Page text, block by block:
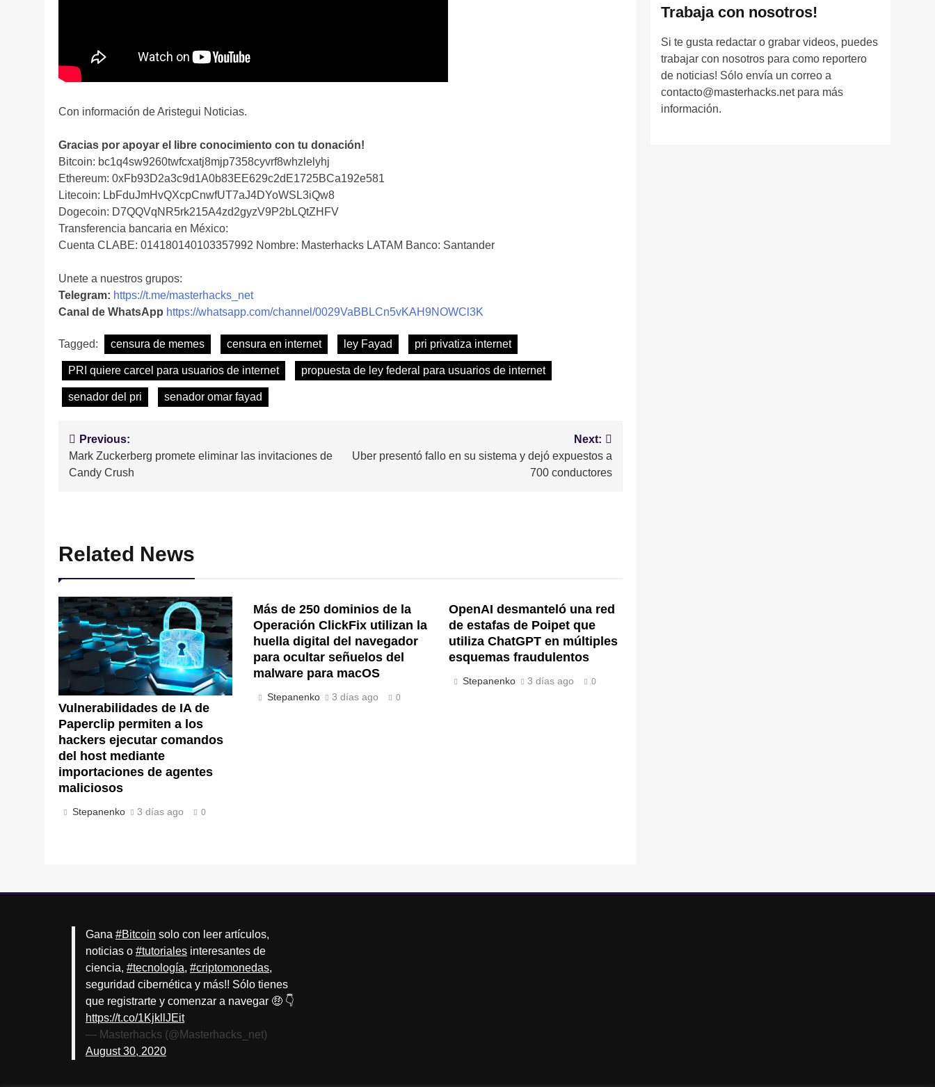
Con información de Aristegui Noticias.
Gracias por apoyar el libre conocimiento con tu donación!
Bitcoin: bc1q4sw9260twfcxatj8mjp7358cyvrf8whzlelyhj
Ethereum: 0xFb93D2a3c9d1A0b83EE629c2dE1725BCa192e581
Litecoin: LbFduJmHvQXcpCnwfUT7aJ4DYoWSL3iQw8
Dogecoin: D7QQVqNR5rk215A4zd2gyzV9P2bLQtZHFV
Transferencia bancaria en México:
Cuenta CLABE: 014180140103357992 Nombre: Masterhacks LATAM Banco: Santander
Unete a nuestros grupos:
Telegram: https://t.me/masterhacks_net
Canal de WhatsApp https://whatsapp.com/channel/0029VaBBLCn5vKAH9NOWCl3K
Tagged: censura de memes censura en internet ley Fayad pri privatiza internet
PRI quiere carcel para usuarios de internet propuesta de ley federal para usuarios de internet
senador del pri senador omar fayad
Navegación
de
Previous:
Mark Zuckerberg promete eliminar las invitaciones de
Candy Crush
Next:
Uber presentó fallo en su sistema y dejó expuestos a
700 conductores
Related News
Vulnerabilidades de IA de
Paperclip permiten a los
hackers ejecutar comandos
del host mediante
importaciones de agentes
maliciosos
Stepanenko 3 días ago 0
Más de 250 dominios de la
Operación ClickFix utilizan la
huella digital del navegador
para ocultar señuelos del
malware para macOS
Stepanenko 3 días ago 0
OpenAI desmanteló una red
de estafas de Poipet que
utiliza ChatGPT en múltiples
esquemas fraudulentos
Stepanenko 3 días ago 0
Trabaja con nosotros!
Si te gusta redactar o grabar videos, puedes
trabajar con nosotros para como reportero
de noticias! Sólo envía un correo a
contacto@masterhacks.net para más
información.
Gana #Bitcoin solo con leer artículos,
noticias o #tutoriales interesantes de
ciencia, #tecnología, #criptomonedas,
seguridad cibernética y más!! Sólo tienes
que registrarte y comenzar a navegar 🤑 👇
https://t.co/1KjkllJEit
— Masterhacks (@Masterhacks_net)
August 30, 2020